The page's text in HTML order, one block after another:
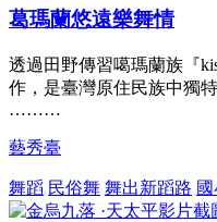
葛瑪蘭悠遠樂舞情
透過田野傳習噶瑪蘭族『
作，是臺灣原住民族中獨
………
藝秀臺
舞蹈 民俗舞 舞出新蹈路